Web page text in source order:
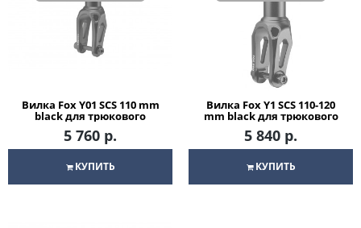
Вилка Fox Y01 SCS 110 mm
black для трюкового
самоката
5 760 р.
КУПИТЬ
Вилка Fox Y1 SCS 110-120
mm black для трюкового
самоката
5 840 р.
КУПИТЬ